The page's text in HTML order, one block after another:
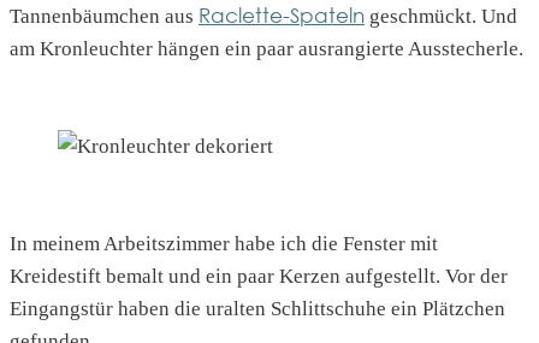
Tannenbäumchen aus Raclette-Spateln geschmückt. Und
am Kronleuchter hängen ein paar ausrangierte Ausstecherle.
In meinem Arbeitszimmer habe ich die Fenster mit
Kreidestift bemalt und ein paar Kerzen aufgestellt. Vor der
Eingangstür haben die uralten Schlittschuhe ein Plätzchen